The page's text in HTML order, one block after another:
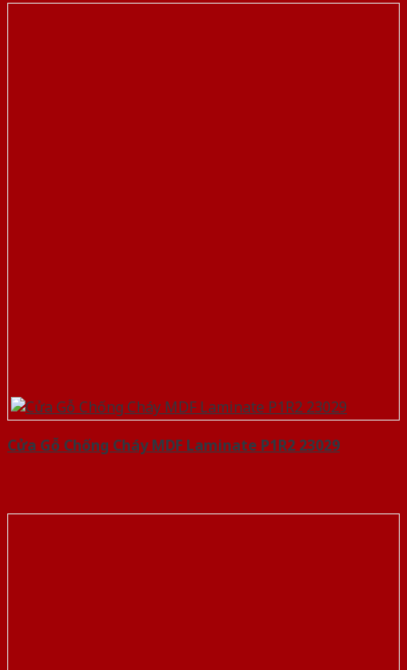
Cửa Gỗ Chống Cháy MDF Laminate P1R2 23029